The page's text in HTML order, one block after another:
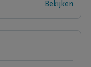
Bekijken